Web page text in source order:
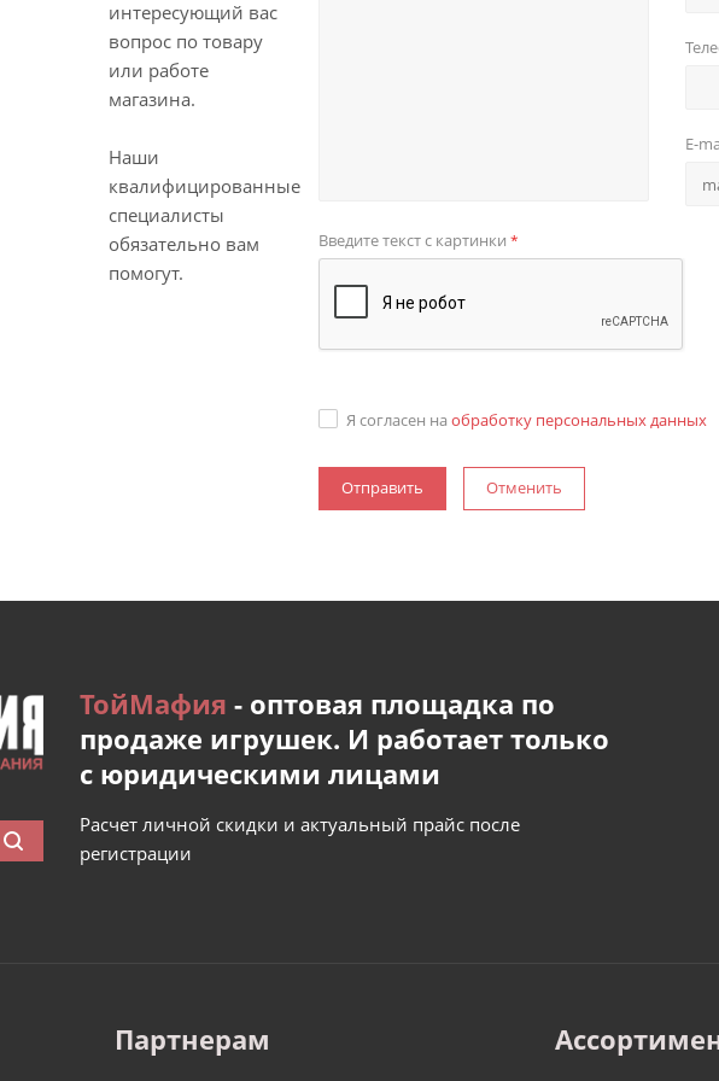
интересующий вас
вопрос по товару
или работе
магазина.
Наши
квалифицированные
специалисты
обязательно вам
помогут.
E-
Введите текст с картинки *
Я согласен на обработку персональных данных
Отменить
ТойМафия - оптовая площадка по
продаже игрушек. И работает только
с юридическими лицами
Расчет личной скидки и актуальный прайс после
регистрации
Партнерам